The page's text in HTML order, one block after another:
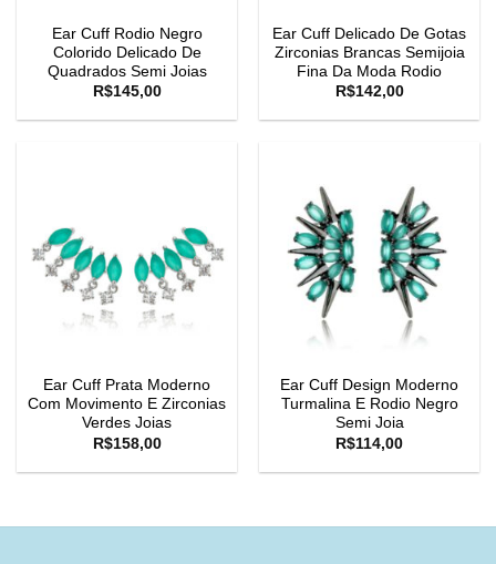
Ear Cuff Rodio Negro
Colorido Delicado De
Quadrados Semi Joias
R$145,00
Ear Cuff Delicado De Gotas
Zirconias Brancas Semijoia
Fina Da Moda Rodio
R$142,00
Ear Cuff Prata Moderno
Com Movimento E Zirconias
Verdes Joias
R$158,00
Ear Cuff Design Moderno
Turmalina E Rodio Negro
Semi Joia
R$114,00